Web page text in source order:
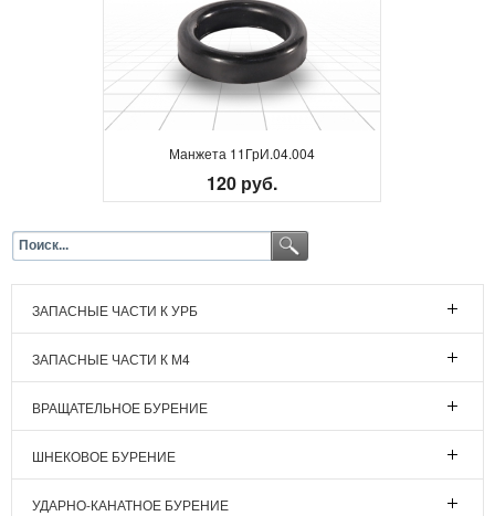
Манжета 11ГрИ.04.004
120 руб.
ЗАПАСНЫЕ ЧАСТИ К УРБ
ЗАПАСНЫЕ ЧАСТИ К М4
ВРАЩАТЕЛЬНОЕ БУРЕНИЕ
ШНЕКОВОЕ БУРЕНИЕ
УДАРНО-КАНАТНОЕ БУРЕНИЕ